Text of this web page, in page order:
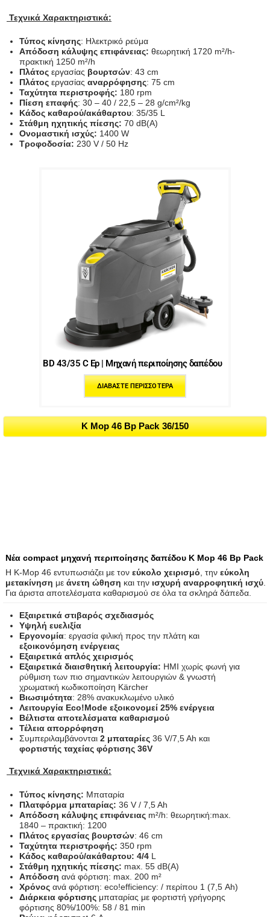
Τεχνικά Χαρακτηριστικά:
Τύπος κίνησης: Ηλεκτρικό ρεύμα
Απόδοση κάλυψης επιφάνειας: θεωρητική 1720 m²/h-
πρακτική 1250 m²/h
Πλάτος εργασίας βουρτσών: 43 cm
Πλάτοςεργασίας αναρρόφησης: 75 cm
Ταχύτητα περιστροφής: 180 rpm
Πίεση επαφής: 30 – 40 / 22,5 – 28 g/cm²/kg
Κάδος καθαρού/ακάθαρτου: 35/35 L
Στάθμη ηχητικής πίεσης: 70 dB(A)
Ονομαστική ισχύς: 1400 W
Τροφοδοσία: 230 V / 50 Hz
BD 43/35 C Ep | Μηχανή περιποίησης δαπέδου
ΔΙΑΒΆΣΤΕ ΠΕΡΙΣΣΌΤΕΡΑ
K Mop 46 Bp Pack 36/150
Nέα compact μηχανή περιποίησης δαπέδου K Mop 46 Bp Pack
Η K-Mop 46 εντυπωσιάζει με τον εύκολο χειρισμό , την εύκολη
μετακίνηση με άνετη ώθηση και την ισχυρή αναρροφητική ισχύ
Για άριστα αποτελέσματα καθαρισμού σε όλα τα σκληρά δάπεδα.
Εξαιρετικά στιβαρός σχεδιασμός
Υψηλή ευελιξία
Εργονομία: εργασία φιλική προς την πλάτη και
εξοικονόμηση ενέργειας
Εξαιρετικά απλός χειρισμός
Εξαιρετικά διαισθητική λειτουργία: HMI χωρίς φωνή για
ρύθμιση των πιο σημαντικών λειτουργιών & γνωστή
χρωματική κωδικοποίηση Kärcher
Βιωσιμότητα: 28% ανακυκλωμένο υλικό
Λειτουργία Eco!Mode εξοικονομεί 25% ενέργεια
Βέλτιστα αποτελέσματα καθαρισμού
Τέλεια απορρόφηση
Συμπεριλαμβάνονται 2 μπαταρίες36 V/7,5 Ah και
φορτιστής ταχείας φόρτισης 36V
Τεχνικά Χαρακτηριστικά:
Τύπος κίνησης: Μπαταρία
Πλατφόρμα μπαταρίας: 36 V / 7,5 Ah
Απόδοση κάλυψης επιφάνειας m²/h: θεωρητική:max.
1840 – πρακτική: 1200
Πλάτος εργασίας βουρτσών: 46 cm
Ταχύτητα περιστροφής: 350 rpm
Κάδος καθαρού/ακάθαρτου: 4/4 L
Στάθμη ηχητικής πίεσης: max. 55 dB(A)
Απόδοση ανά φόρτιση: max. 200 m²
Χρόνοςανά φόρτιση: eco!efficiency: / περίπου 1 (7,5 Ah)
Διάρκεια φόρτισηςμπαταρίας με φορτιστή γρήγορης
φόρτισης 80%/100%: 58 / 81 min